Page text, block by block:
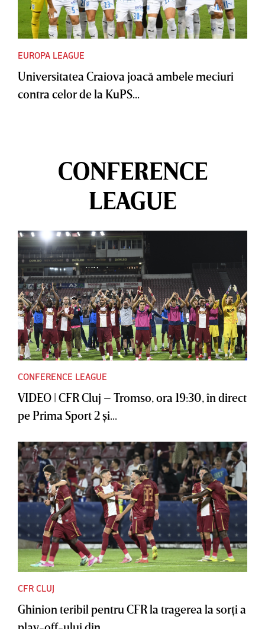
EUROPA LEAGUE
Universitatea Craiova joacă ambele meciuri
contra celor de la KuPS...
CONFERENCE
LEAGUE
CONFERENCE LEAGUE
VIDEO | CFR Cluj – Tromso, ora 19:30, în direct
pe Prima Sport 2 şi...
CFR CLUJ
Ghinion teribil pentru CFR la tragerea la sorţi a